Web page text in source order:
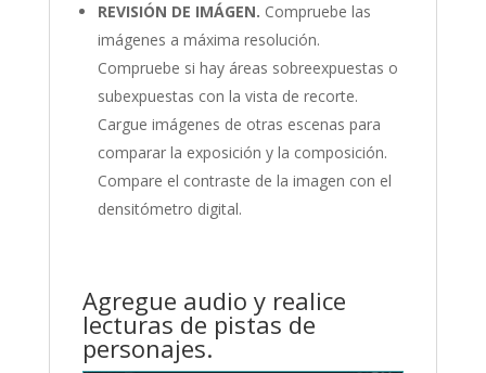
REVISIÓN DE IMÁGEN. Compruebe las
imágenes a máxima resolución.
Compruebe si hay áreas sobreexpuestas o
subexpuestas con la vista de recorte.
Cargue imágenes de otras escenas para
comparar la exposición y la composición.
Compare el contraste de la imagen con el
densitómetro digital.
Agregue audio y realice
lecturas de pistas de
personajes.